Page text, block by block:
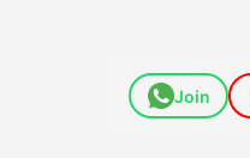
Join